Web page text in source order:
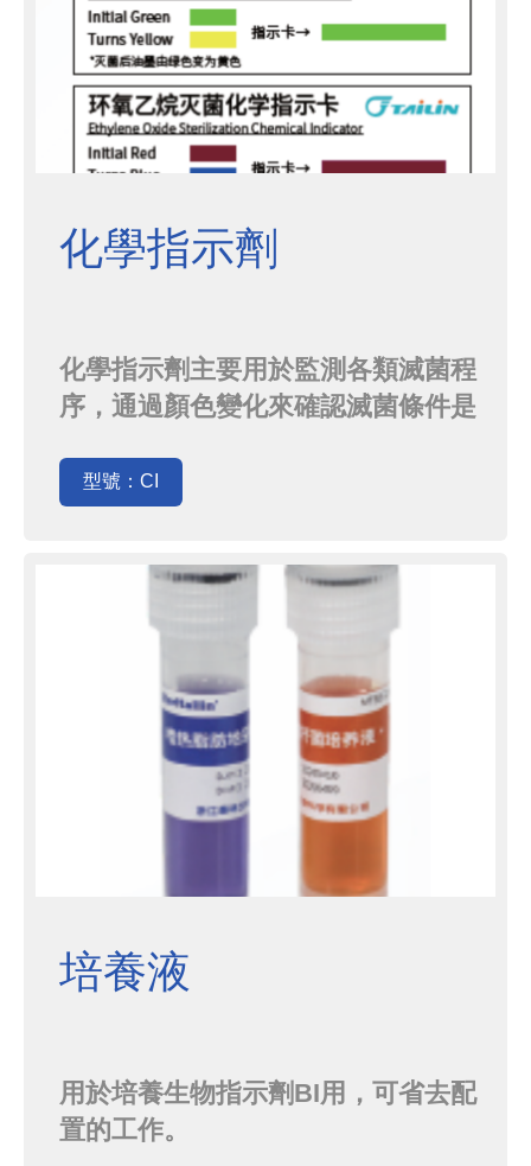
化學指示劑
化學指示劑主要用於監測各類滅菌程
序，通過顏色變化來確認滅菌條件是
因素(諸如溫度、濕度、化學物質等)
敏感的化學成分。當這類還經因素達
眼可見的顏色變化，輔助判斷滅菌進
程是否有效。
型號：CI
培養液
用於培養生物指示劑BI用，可省去配
置的工作。